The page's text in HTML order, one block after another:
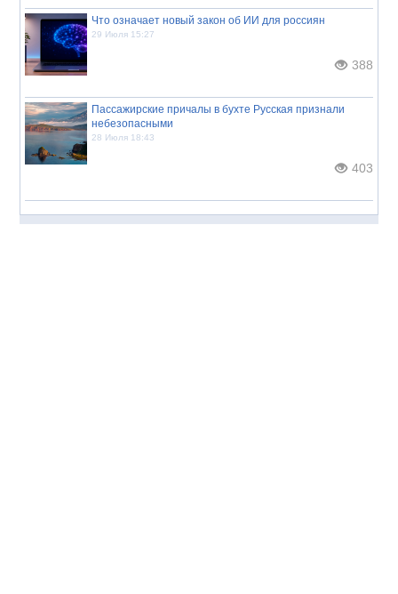
Что означает новый закон об ИИ для россиян
29 Июля 15:27
388
Пассажирские причалы в бухте Русская признали
небезопасными
28 Июля 18:43
403